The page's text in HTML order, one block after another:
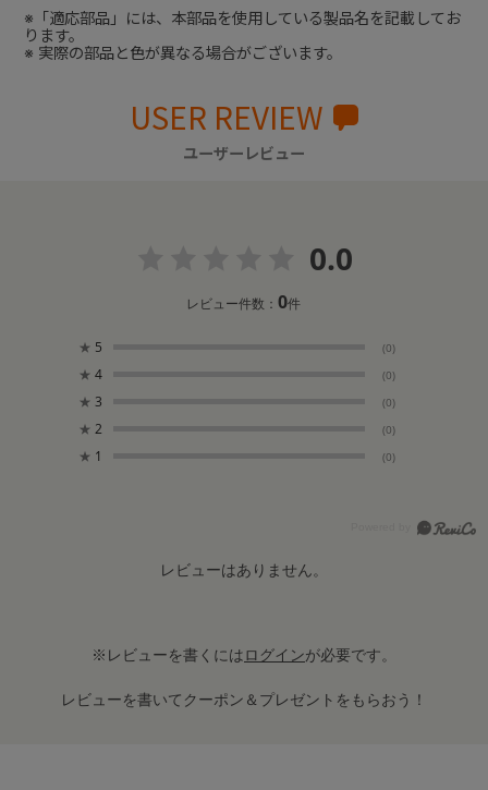
※「適応部品」には、本部品を使用している製品名を記載してお
ります。
※ 実際の部品と色が異なる場合がございます。
USER REVIEW
ユーザーレビュー
0.0
レビュー件数：0件
★ 5 (0)
★ 4 (0)
★ 3 (0)
★ 2 (0)
★ 1 (0)
レビューはありません。
※レビューを書くにはログインが必要です。
レビューを書いてクーポン＆プレゼントをもらおう！